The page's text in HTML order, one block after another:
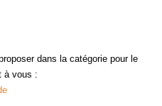
dans la catégorie pour le
à vous :